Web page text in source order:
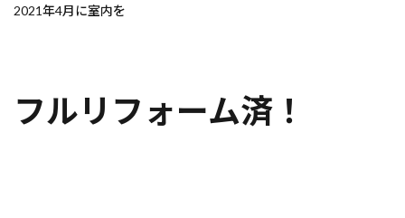
2021年4月に室内を
フルリフォーム済！